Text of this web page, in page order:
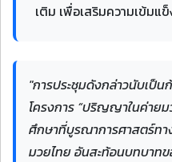
เติม เพื่อเสริมความเข้มแ
"การประชุมดังกล่าวนับเป็
โครงการ “ปริญญาในค่าย
ศึกษาที่บูรณาการศาสตร์ท
มวยไทย อันสะท้อนบทบาท